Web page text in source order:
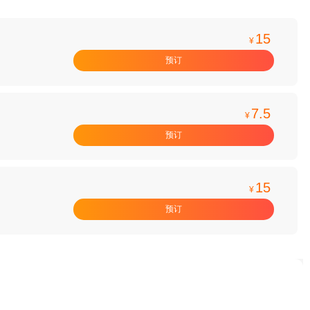
¥ 15
预订
¥ 7.5
预订
¥ 15
预订